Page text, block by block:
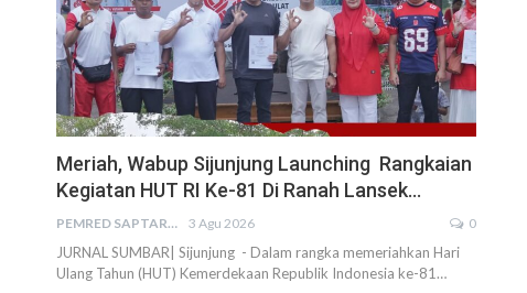
Meriah, Wabup Sijunjung Launching Rangkaian
Kegiatan HUT RI Ke-81 Di Ranah Lansek…
PEMRED SAPTARIUS 3 Agu 2026 0
JURNAL SUMBAR| Sijunjung - Dalam rangka memeriahkan Hari
Ulang Tahun (HUT) Kemerdekaan Republik Indonesia ke-81…